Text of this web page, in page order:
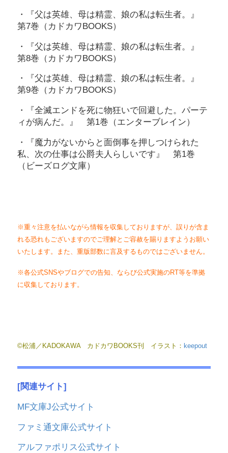
・『父は英雄、母は精霊、娘の私は転生者。』
第7巻（カドカワBOOKS）
・『父は英雄、母は精霊、娘の私は転生者。』
第8巻（カドカワBOOKS）
・『父は英雄、母は精霊、娘の私は転生者。』
第9巻（カドカワBOOKS）
・『全滅エンドを死に物狂いで回避した。パーテ
ィが病んだ。』 第1巻（エンターブレイン）
・『魔力がないからと面倒事を押しつけられた
私、次の仕事は公爵夫人らしいです』 第1巻
（ビーズログ文庫）
※重々注意を払いながら情報を収集しておりますが、誤りが含ま
れる恐れもございますのでご理解とご容赦を賜りますようお願い
いたします。また、重版部数に言及するものではございません。
※各公式SNSやブログでの告知、ならび公式実施のRT等を準拠
に収集しております。
©松浦／KADOKAWA カドカワBOOKS刊 イラスト： keepout
[関連サイト]
MF文庫J公式サイト
ファミ通文庫公式サイト
アルファポリス公式サイト